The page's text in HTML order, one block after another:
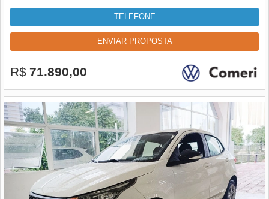
TELEFONE
ENVIAR PROPOSTA
R$ 71.890,00